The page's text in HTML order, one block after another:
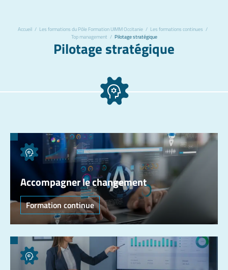
Accueil / Les formations du Pôle Formation UIMM Occitanie / Les formations continues /
Top management / Pilotage stratégique
Pilotage stratégique
Accompagner le changement
Formation continue